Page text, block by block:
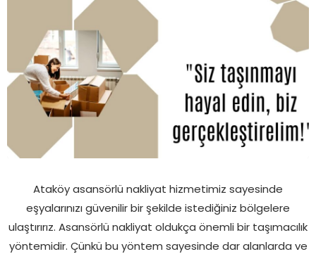
Ataköy asansörlü nakliyat hizmetimiz sayesinde
eşyalarınızı güvenilir bir şekilde istediğiniz bölgelere
ulaştırırız. Asansörlü nakliyat oldukça önemli bir taşımacılık
yöntemidir. Çünkü bu yöntem sayesinde dar alanlarda ve